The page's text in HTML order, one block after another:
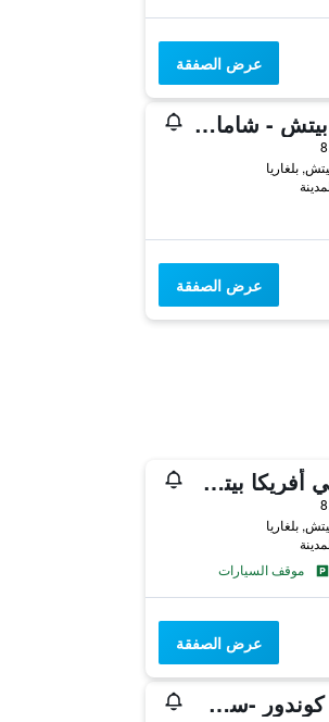
عرض الصفقة
ٔلواسول سني بيتش - شامامل جميع الخدمات - لبالغن فقلي
عرض الصفقة
فندق دي أي تي أفريكا بيتش كلوب - الشامل كلياً
موقف السيارات
عرض الصفقة
إم بي مٕ هوتل كوندور -سشامامل جميع الخدمات لايت